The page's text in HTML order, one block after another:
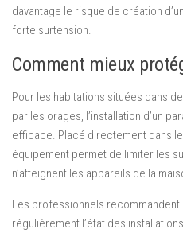
davantage le risque de création
forte surtension.
Comment mieux
Pour les habitations situées dans
par les orages, l’installation d’un
efficace. Placé directement dans
équipement permet de limiter les
n’atteignent les appareils de la
Les professionnels
régulièrement l’état des